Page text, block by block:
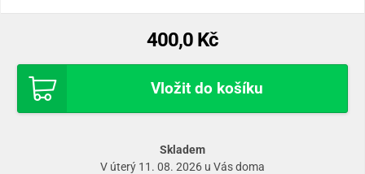
400,0 Kč
Vložit do košíku
Skladem
V úterý 11. 08. 2026 u Vás doma